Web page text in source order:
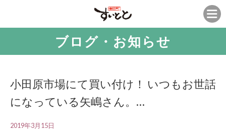
ブログ・お知らせ
小田原市場にて買い付け！ いつもお世話
になっている矢嶋さん。…
2019年3月15日